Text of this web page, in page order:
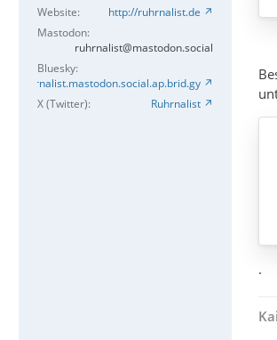
Website
http://ruhrnalist.de
Mastodon
ruhrnalist@mastodon.social
Bluesky
Ruhrnalist.mastodon.social.ap.brid.gy
X (Twitter)
Ruhrnalist
.